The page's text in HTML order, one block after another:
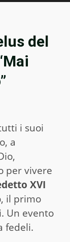
del
i suoi
a
per vivere
XVI
il primo
Un evento
fedeli.